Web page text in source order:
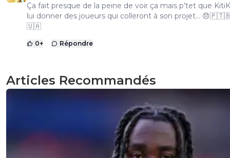
Ça fait presque de la peine de voir ça mais p’tet que
lui donner des joueurs qui colleront à son projet…
🇺🇦
0+ Répondre
Articles Recommandés